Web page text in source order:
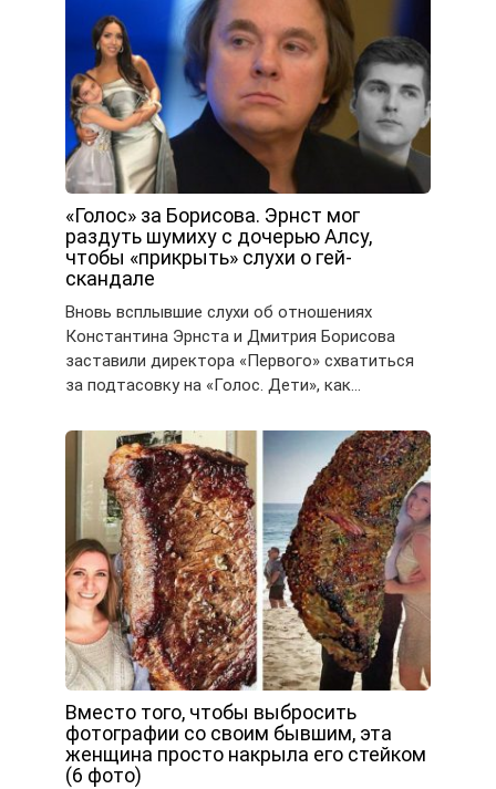
«Голос» за Борисова. Эрнст мог
раздуть шумиху с дочерью Алсу,
чтобы «прикрыть» слухи о гей-
скандале
Вновь всплывшие слухи об отношениях
Константина Эрнста и Дмитрия Борисова
заставили директора «Первого» схватиться
за подтасовку на «Голос. Дети», как…
Вместо того, чтобы выбросить
фотографии со своим бывшим, эта
женщина просто накрыла его стейком
(6 фото)